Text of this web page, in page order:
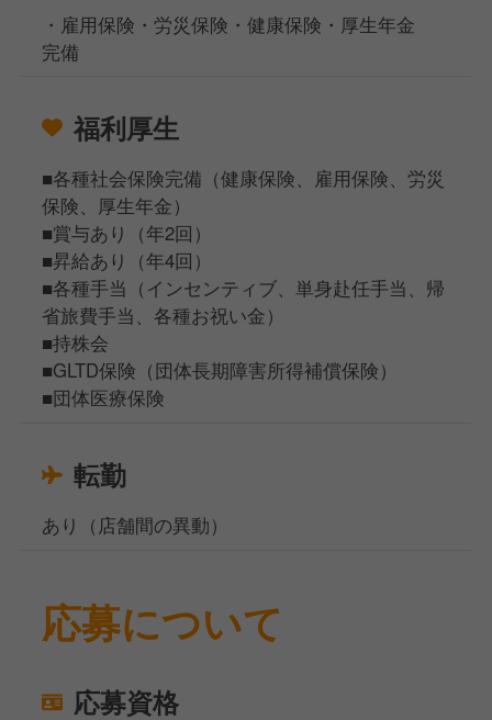
・雇用保険・労災保険・健康保険・厚生年金
完備
福利厚生
■各種社会保険完備（健康保険、雇用保険、労災
保険、厚生年金）
■賞与あり（年2回）
■昇給あり（年4回）
■各種手当（インセンティブ、単身赴任手当、帰
省旅費手当、各種お祝い金）
■持株会
■GLTD保険（団体長期障害所得補償保険）
■団体医療保険
転勤
あり（店舗間の異動）
応募について
応募資格